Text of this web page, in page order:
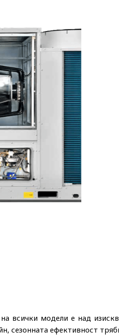
всички модели е над
сезонната ефективност